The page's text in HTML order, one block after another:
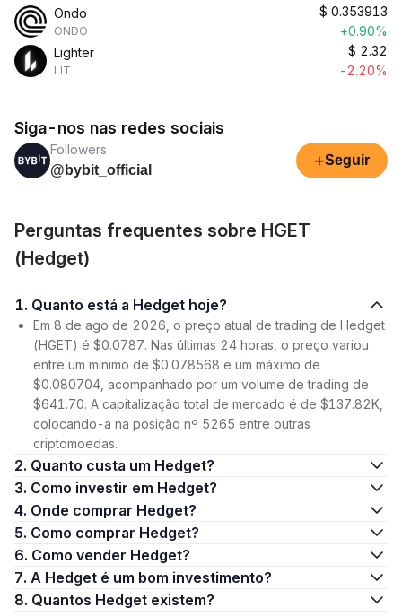
Ondo
ONDO
$ 0.353913
+0.90%
Lighter
LIT
$ 2.32
-2.20%
Siga-nos nas redes sociais
Followers
@bybit_official
+Seguir
Perguntas frequentes sobre HGET
(Hedget)
1. Quanto está a Hedget hoje?
Em 8 de ago de 2026, o preço atual de trading de Hedget
(HGET) é $0.0787. Nas últimas 24 horas, o preço variou
entre um mínimo de $0.078568 e um máximo de
$0.080704, acompanhado por um volume de trading de
$641.70. A capitalização total de mercado é de $137.82K,
colocando-a na posição nº 5265 entre outras
criptomoedas.
2. Quanto custa um Hedget?
3. Como investir em Hedget?
4. Onde comprar Hedget?
5. Como comprar Hedget?
6. Como vender Hedget?
7. A Hedget é um bom investimento?
8. Quantos Hedget existem?